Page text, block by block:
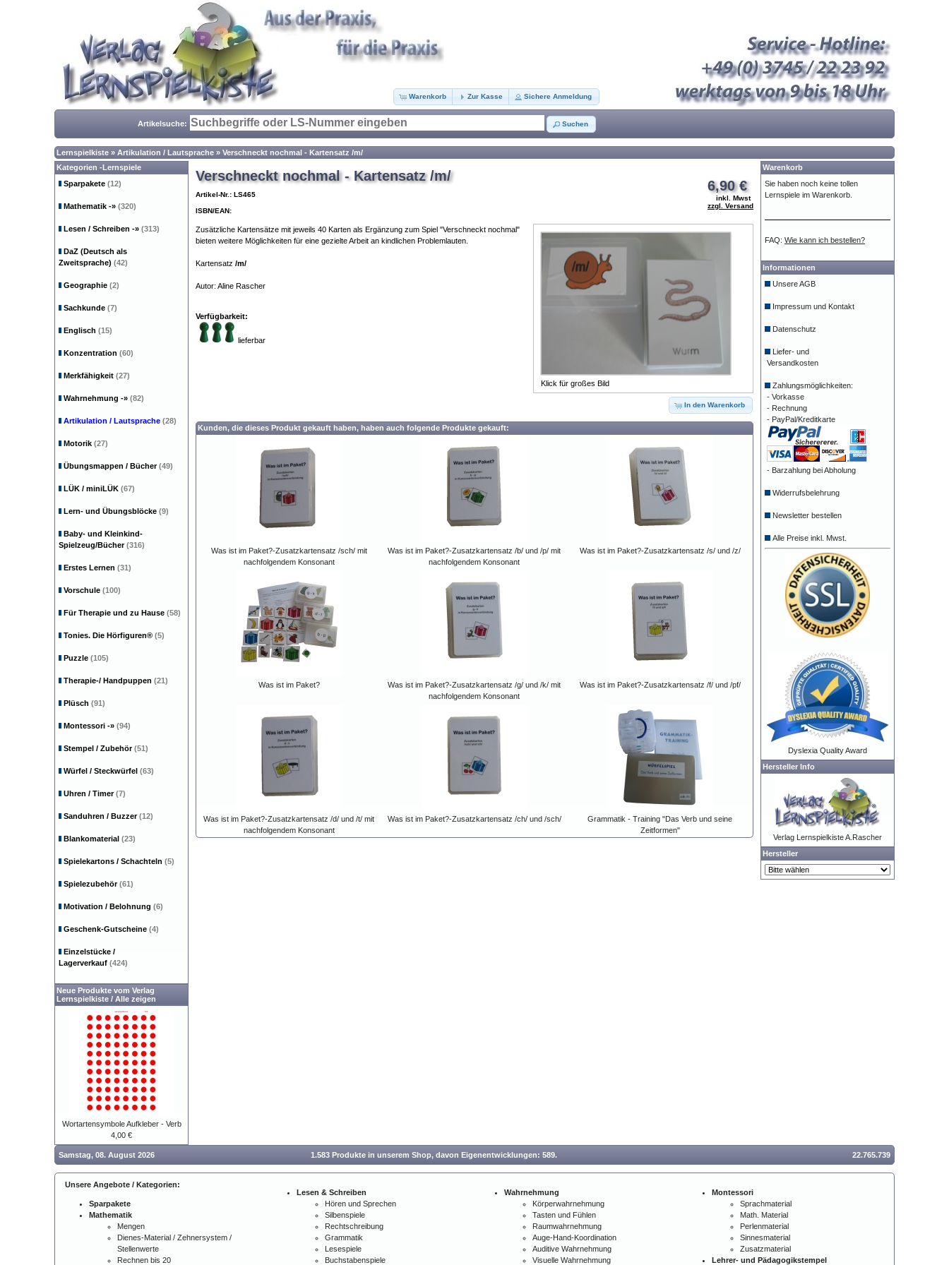
Warenkorb Zur Kasse Sichere Anmeldung
Artikelsuche: Suchen
Lernspielkiste » Artikulation / Lautsprache » Verschneckt nochmal - Kartensatz /m/
6,90 €
inkl. Mwst
zzgl. Versand
Verschneckt nochmal - Kartensatz /m/
Artikel-Nr.: LS465
ISBN/EAN:
Klick für großes Bild
Zusätzliche Kartensätze mit jeweils 40 Karten als Ergänzung zum Spiel "Verschneckt nochmal"
bieten weitere Möglichkeiten für eine gezielte Arbeit an kindlichen Problemlauten.
Kartensatz /m/
Autor: Aline Rascher
Verfügbarkeit:
lieferbar
In den Warenkorb
Kunden, die dieses Produkt gekauft haben, haben auch folgende Produkte gekauft:
Was ist im Paket?-Zusatzkartensatz /sch/ mit
nachfolgendem Konsonant
Was ist im Paket?-Zusatzkartensatz /b/ und /p/ mit
nachfolgendem Konsonant
Was ist im Paket?-Zusatzkartensatz /s/ und /z/
Was ist im Paket?
Was ist im Paket?-Zusatzkartensatz /g/ und /k/ mit
nachfolgendem Konsonant
Was ist im Paket?-Zusatzkartensatz /f/ und /pf/
Was ist im Paket?-Zusatzkartensatz /d/ und /t/ mit
nachfolgendem Konsonant
Was ist im Paket?-Zusatzkartensatz /ch/ und /sch/
Grammatik - Training "Das Verb und seine
Zeitformen"
Kategorien -Lernspiele
Sparpakete (12)
Mathematik -» (320)
Lesen / Schreiben -» (313)
DaZ (Deutsch als
Zweitsprache) (42)
Geographie (2)
Sachkunde (7)
Englisch (15)
Konzentration (60)
Merkfähigkeit (27)
Wahrnehmung -» (82)
Artikulation / Lautsprache (28)
Motorik (27)
Übungsmappen / Bücher(49)
LÜK / miniLÜK (67)
Lern- und Übungsblöcke (9)
Baby- und Kleinkind-
Spielzeug/Bücher(316)
Erstes Lernen (31)
Vorschule (100)
Für Therapie und zu Hause (58)
Tonies. Die Hörfiguren® (5)
Puzzle (105)
Therapie-/ Handpuppen (21)
Plüsch (91)
Montessori -» (94)
Stempel / Zubehör(51)
Würfel / Steckwürfel (63)
Uhren / Timer(7)
Sanduhren / Buzzer(12)
Blankomaterial (23)
Spielekartons / Schachteln (5)
Spielezubehör(61)
Motivation / Belohnung (6)
Geschenk-Gutscheine (4)
Einzelstücke /
Lagerverkauf (424)
Neue Produkte vom Verlag
Lernspielkiste / Alle zeigen
Wortartensymbole Aufkleber - Verb
4,00 €
Warenkorb
Sie haben noch keine tollen
Lernspiele im Warenkorb.
FAQ: Wie kann ich bestellen?
Informationen
Unsere AGB
Impressum und Kontakt
Datenschutz
Liefer- und
Versandkosten
Zahlungsmöglichkeiten:
- Vorkasse
- Rechnung
- PayPal/Kreditkarte
- Barzahlung bei Abholung
Widerrufsbelehrung
Newsletter bestellen
Alle Preise inkl. Mwst.
Dyslexia Quality Award
Hersteller Info
Verlag Lernspielkiste A.Rascher
Hersteller
Samstag, 08. August 2026 1.583 Produkte in unserem Shop, davon Eigenentwicklungen: 589. 22.765.739
Unsere Angebote / Kategorien:
Sparpakete
Mathematik
Mengen
Dienes-Material / Zehnersystem /
Stellenwerte
Rechnen bis 20
Lesen & Schreiben
Hören und Sprechen
Silbenspiele
Rechtschreibung
Grammatik
Lesespiele
Buchstabenspiele
Wahrnehmung
Körperwahrnehmung
Tasten und Fühlen
Raumwahrnehmung
Auge-Hand-Koordination
Auditive Wahrnehmung
Visuelle Wahrnehmung
Montessori
Sprachmaterial
Math. Material
Perlenmaterial
Sinnesmaterial
Zusatzmaterial
Lehrer- und Pädagogikstempel